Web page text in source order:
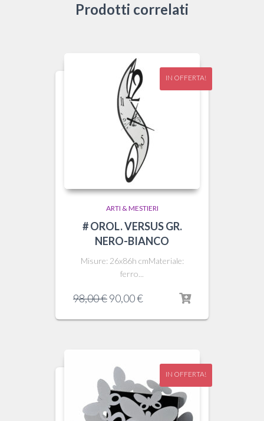
Prodotti correlati
IN OFFERTA!
ARTI & MESTIERI
# OROL. VERSUS GR.
NERO-BIANCO
Misure: 26x86h cmMateriale:
ferro...
98,00€Il
originale
90,00€Il
attuale
IN OFFERTA!